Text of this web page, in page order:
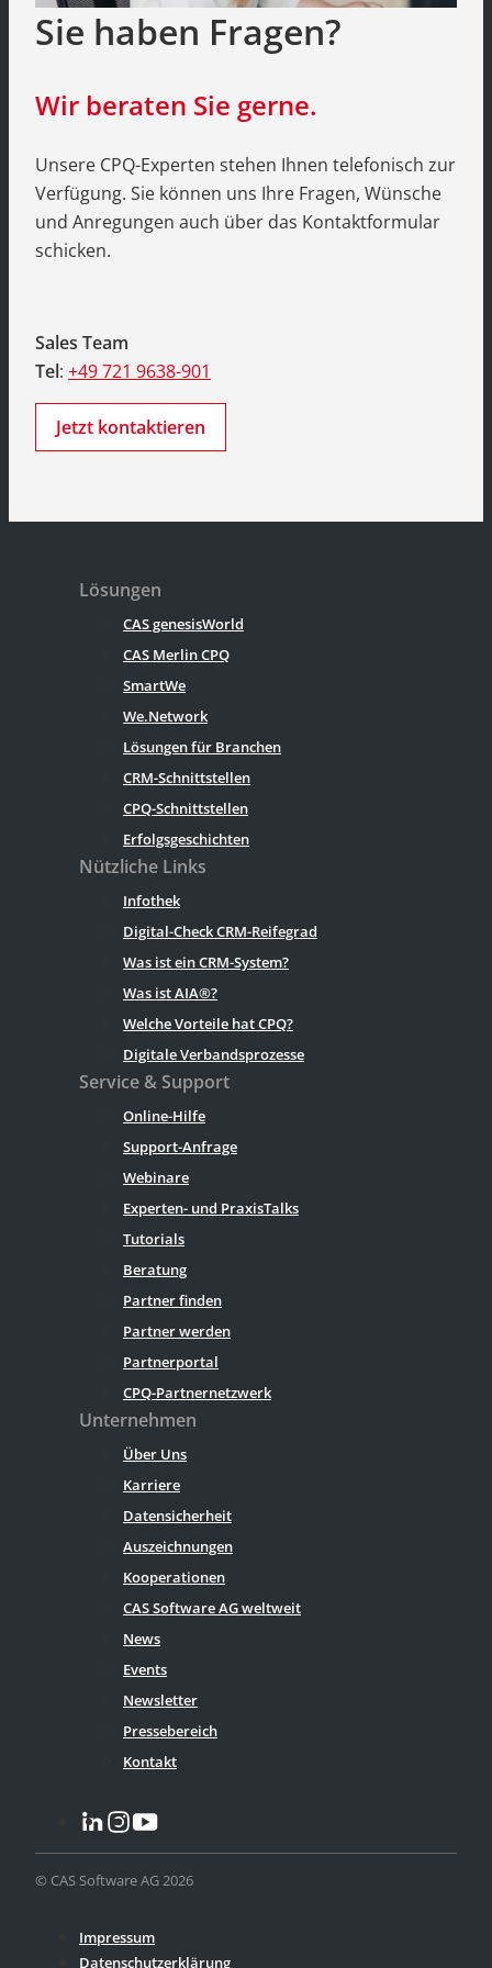
Sie haben Fragen?
Wir beraten Sie gerne.
Unsere CPQ-Experten stehen Ihnen telefonisch zur
Verfügung. Sie können uns Ihre Fragen, Wünsche
und Anregungen auch über das Kontaktformular
schicken.
Sales Team
Tel: +49 721 9638-901
Jetzt kontaktieren
Lösungen
CAS genesisWorld
CAS Merlin CPQ
SmartWe
We.Network
Lösungen für Branchen
CRM-Schnittstellen
CPQ-Schnittstellen
Erfolgsgeschichten
Nützliche Links
Infothek
Digital-Check CRM-Reifegrad
Was ist ein CRM-System?
Was ist AIA®?
Welche Vorteile hat CPQ?
Digitale Verbandsprozesse
Service & Support
Online-Hilfe
Support-Anfrage
Webinare
Experten- und PraxisTalks
Tutorials
Beratung
Partner finden
Partner werden
Partnerportal
CPQ-Partnernetzwerk
Unternehmen
Über Uns
Karriere
Datensicherheit
Auszeichnungen
Kooperationen
CAS Software AG weltweit
News
Events
Newsletter
Pressebereich
Kontakt
© CAS Software AG 2026
Impressum
Datenschutzerklärung